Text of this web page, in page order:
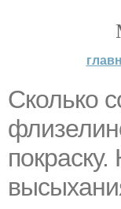
Сколько